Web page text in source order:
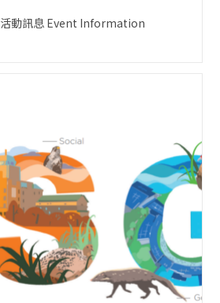
活動訊息 Event Information